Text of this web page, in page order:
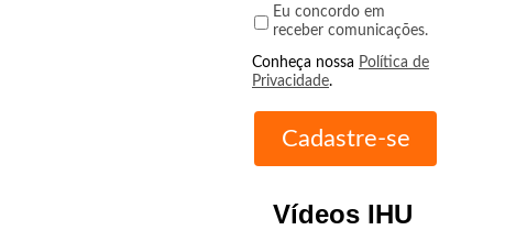
Eu concordo em
receber comunicações.
Conheça nossa Política de
Privacidade.
Vídeos IHU